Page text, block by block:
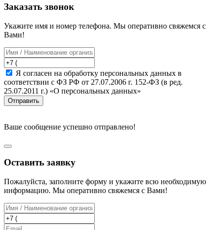
Заказать звонок
Укажите имя и номер телефона. Мы оперативно свяжемся с
Вами!
Я согласен на обработку персональных данных в
соответствии с ФЗ РФ от 27.07.2006 г. 152-ФЗ (в ред.
25.07.2011 г.) «О персональных данных»
Отправить
Ваше сообщение успешно отправлено!
Оставить заявку
Пожалуйста, заполните форму и укажите всю необходимую
информацию. Мы оперативно свяжемся с Вами!